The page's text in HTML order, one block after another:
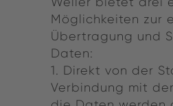
Möglichkeiten zur
Übertragung und
Daten:
1. Direkt von der
Verbindung mit